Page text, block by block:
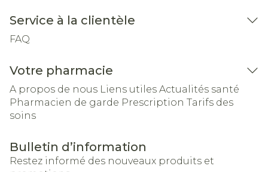
Service à la clientèle
FAQ
Votre pharmacie
A propos de nous Liens utiles Actualités santé
Pharmacien de garde Prescription Tarifs des
soins
Bulletin d’information
Restez informé des nouveaux produits et